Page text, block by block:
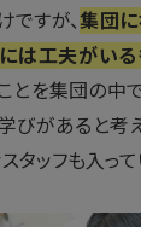
ですが、集団に
は工夫がい
とを集団の中
びがあると考
タッフも入って